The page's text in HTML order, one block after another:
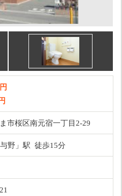
市桜区南元宿一丁目2-29
野」駅 徒歩15分